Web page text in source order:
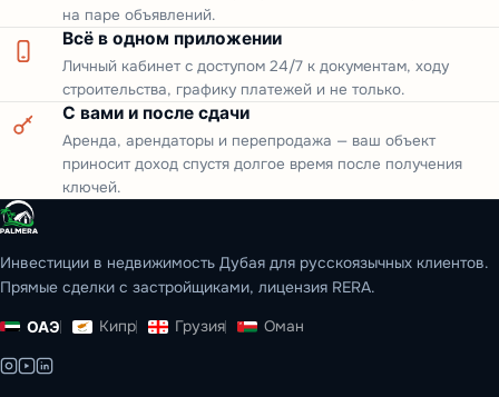
на паре объявлений.
Всё в одном приложении
Личный кабинет с доступом 24/7 к документам, ходу
строительства, графику платежей и не только.
С вами и после сдачи
Аренда, арендаторы и перепродажа — ваш объект
приносит доход спустя долгое время после получения
ключей.
Инвестиции в недвижимость Дубая для русскоязычных клиентов.
Прямые сделки с застройщиками, лицензия RERA.
ОАЭ Кипр Грузия Оман